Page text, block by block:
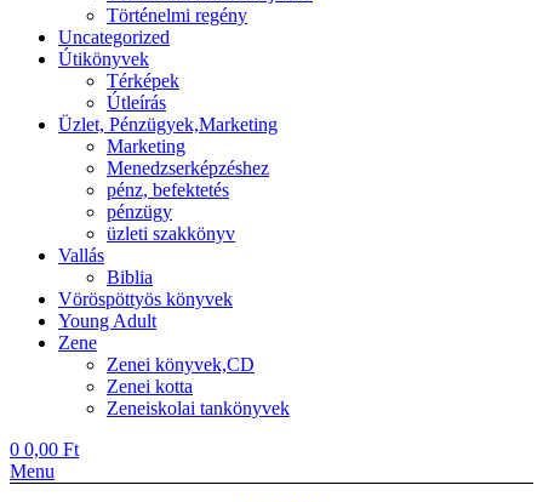
Történelmi regény
Uncategorized
Útikönyvek
Térképek
Útleírás
Üzlet, Pénzügyek,Marketing
Marketing
Menedzserképzéshez
pénz, befektetés
pénzügy
üzleti szakkönyv
Vallás
Biblia
Vöröspöttyös könyvek
Young Adult
Zene
Zenei könyvek,CD
Zenei kotta
Zeneiskolai tankönyvek
0 0,00 Ft
Menu